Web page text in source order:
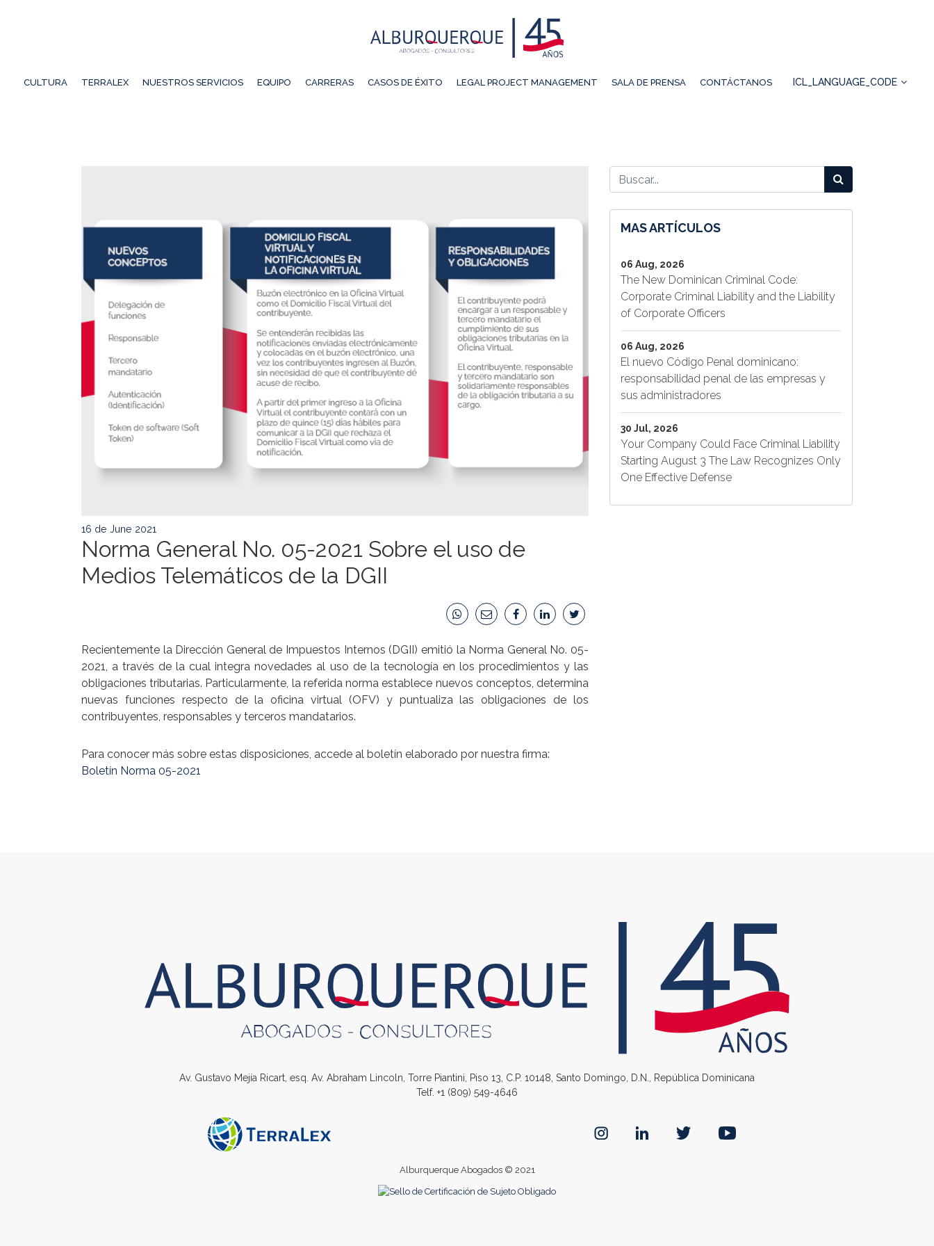
CULTURA TERRALEX NUESTROS SERVICIOS EQUIPO CARRERAS CASOS DE ÉXITO LEGAL PROJECT MANAGEMENT SALA DE PRENSA CONTÁCTANOS ICL_LANGUAGE_CODE
16 de June 2021
Norma General No. 05-2021 Sobre el uso de
Medios Telemáticos de la DGII
Recientemente la Dirección General de Impuestos Internos (DGII) emitió la Norma General No. 05-
2021, a través de la cual integra novedades al uso de la tecnología en los procedimientos y las
obligaciones tributarias. Particularmente, la referida norma establece nuevos conceptos, determina
nuevas funciones respecto de la oficina virtual (OFV) y puntualiza las obligaciones de los
contribuyentes, responsables y terceros mandatarios.
Para conocer más sobre estas disposiciones, accede al boletín elaborado por nuestra firma:
Boletín Norma 05-2021
MAS ARTÍCULOS
06 Aug, 2026
The New Dominican Criminal Code:
Corporate Criminal Liability and the Liability
of Corporate Officers
06 Aug, 2026
El nuevo Código Penal dominicano:
responsabilidad penal de las empresas y
sus administradores
30 Jul, 2026
Your Company Could Face Criminal Liability
Starting August 3 The Law Recognizes Only
One Effective Defense
Av. Gustavo Mejía Ricart, esq. Av. Abraham Lincoln, Torre Piantini, Piso 13, C.P. 10148, Santo Domingo, D.N., República Dominicana
Telf. +1 (809) 549-4646
Alburquerque Abogados © 2021